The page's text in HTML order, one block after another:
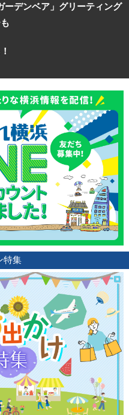
ーデンベア」グリーティング
特集